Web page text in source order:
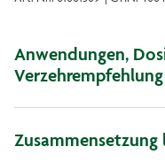
Anwendungen,
Verzehrempfehlung
Zusammensetzung